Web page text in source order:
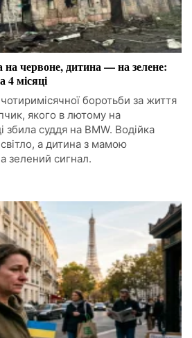
червоне, дитина — на зелене:
4 місяці
боротьби за життя
якого в лютому на
збила суддя на BMW. Водійка
а дитина з мамою
зелений сигнал.